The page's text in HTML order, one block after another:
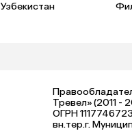
Узбекистан
Тревел» (2011 -
ОГРН
вн.тер.г.